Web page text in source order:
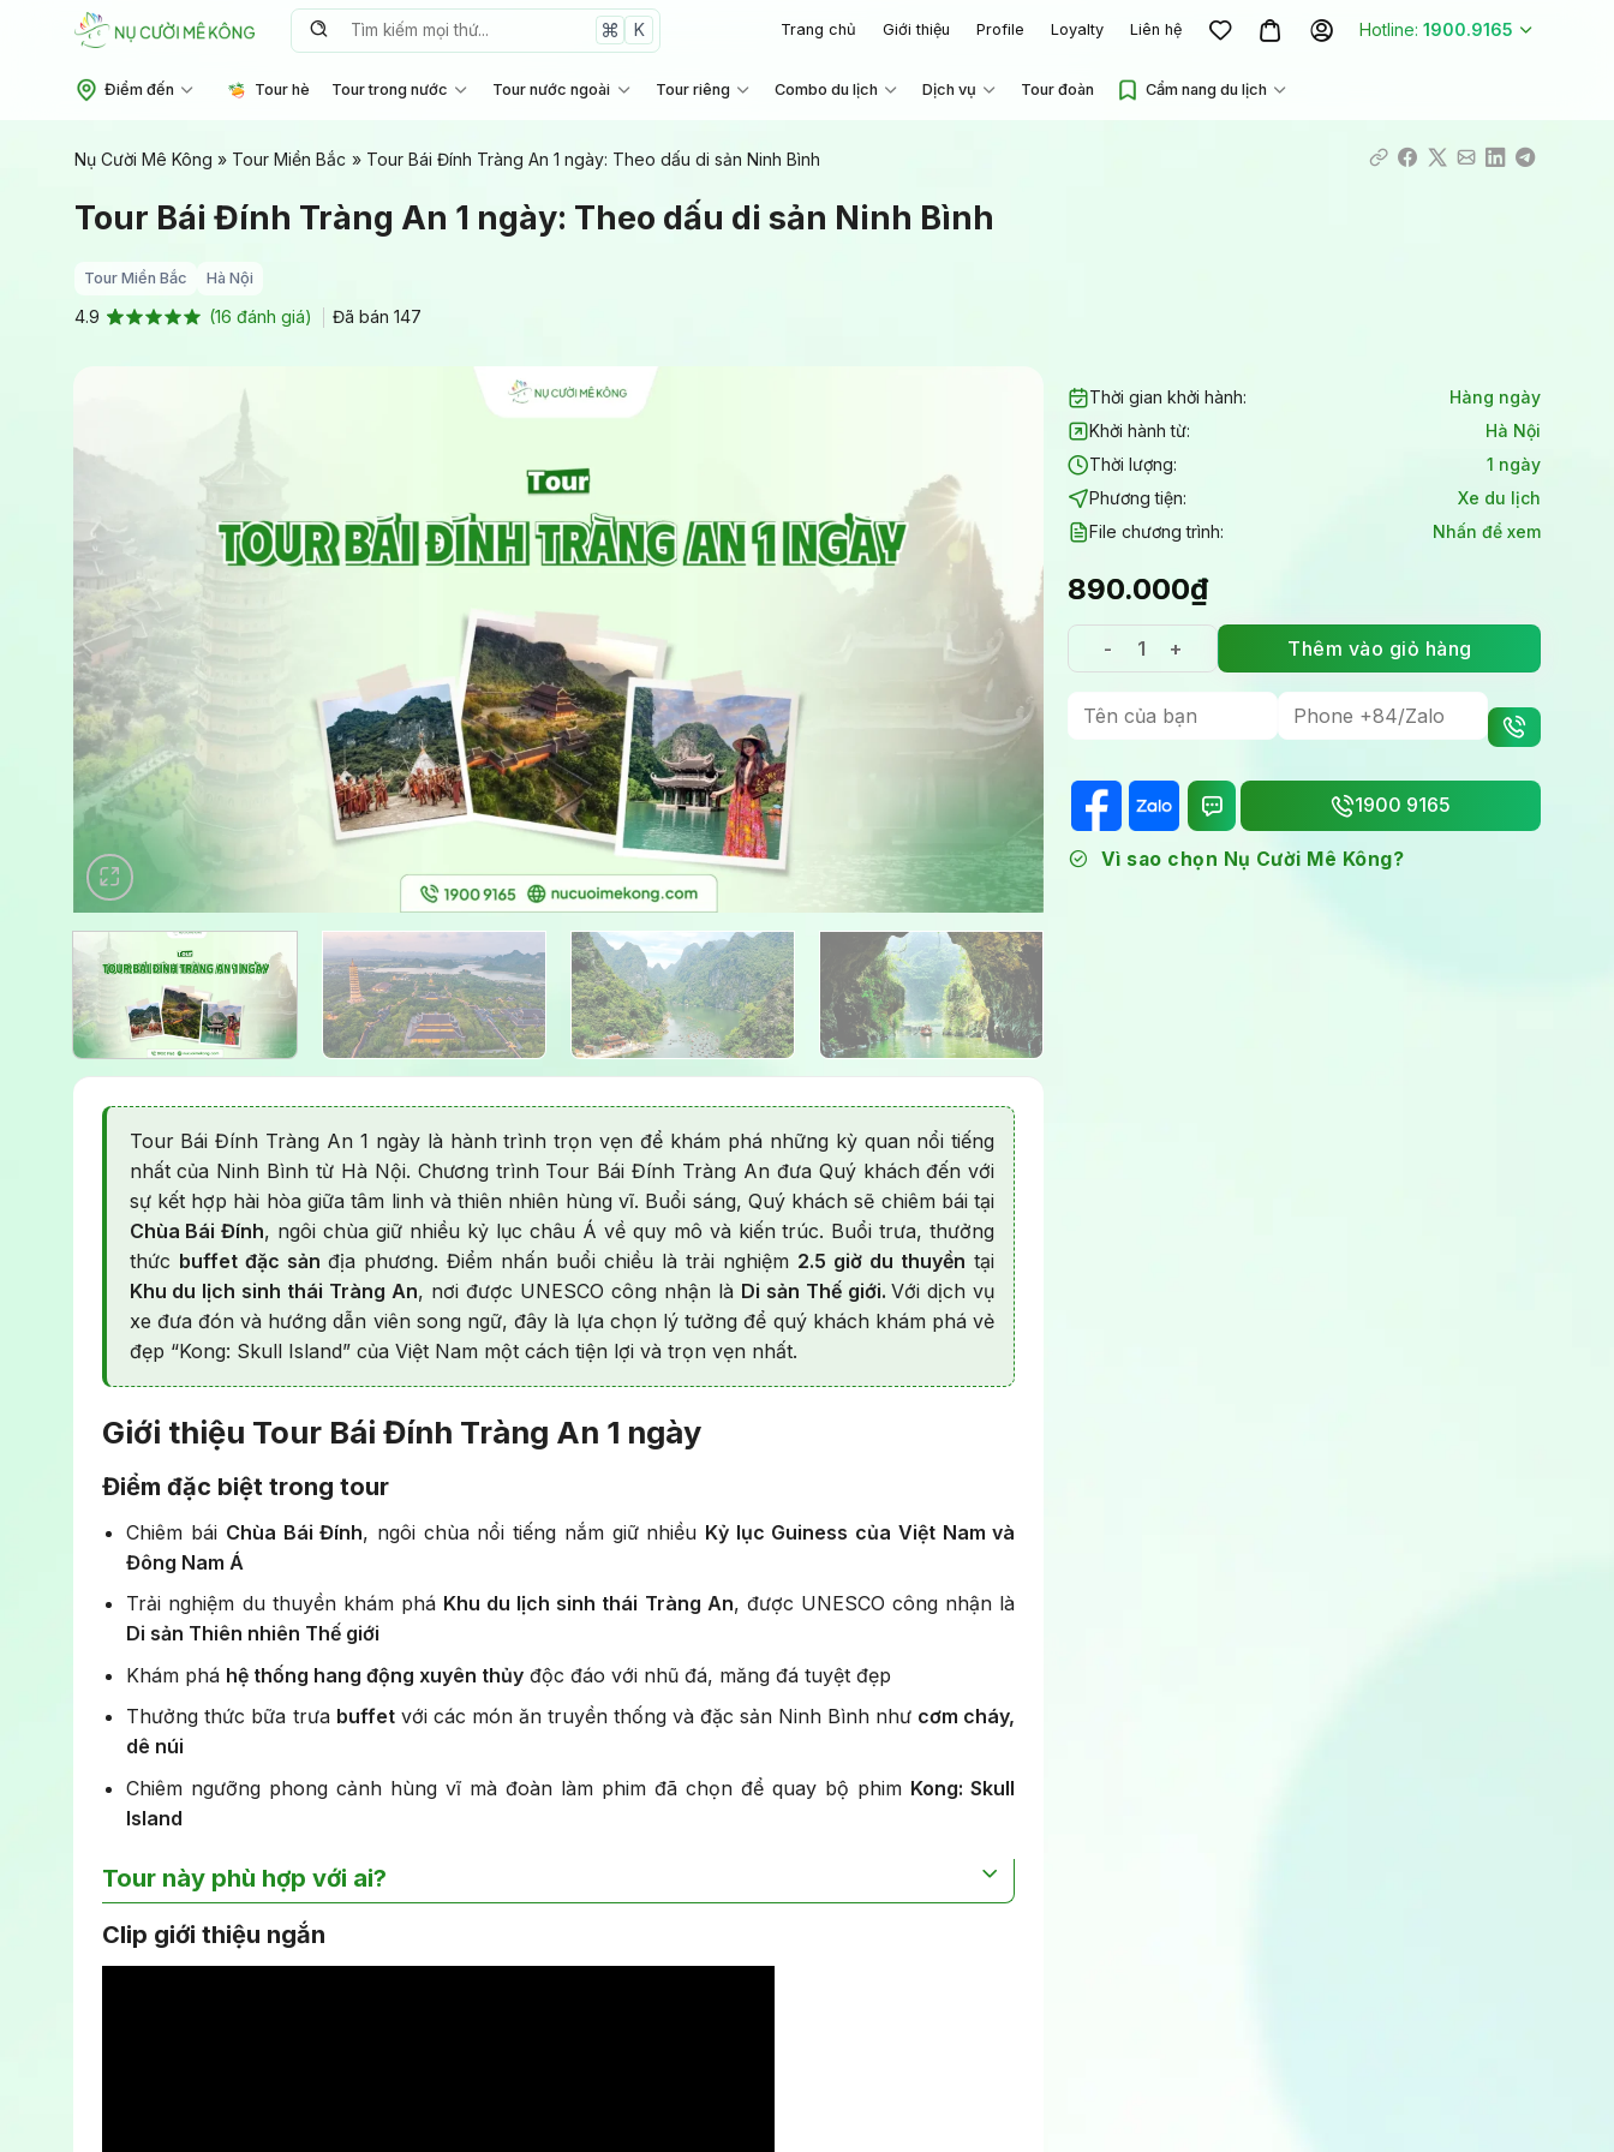
Tìm
K Trang chủ Giới thiệu Profile Loyalty Liên hệ Hotline: 1900.9165
Điểm đến Tour hè Tour trong nước Tour nước ngoài Tour riêng Combo du lịch Dịch vụ Tour đoàn Cẩm nang du lịch
Nụ Cười Mê Kông » Tour Miền Bắc » Tour Bái Đính Tràng An 1 ngày: Theo dấu di sản Ninh Bình
Tour Bái Đính Tràng An 1 ngày: Theo dấu di sản Ninh Bình
Tour Miền Bắc Hà Nội
4.9 (16 đánh giá) Đã bán 147
Tour Bái Đính Tràng An 1 ngày là hành trình trọn vẹn để khám phá những kỳ quan nổi tiếng
nhất của Ninh Bình từ Hà Nội. Chương trình Tour Bái Đính Tràng An đưa Quý khách đến với
sự kết hợp hài hòa giữa tâm linh và thiên nhiên hùng vĩ. Buổi sáng, Quý khách sẽ chiêm bái tại
Chùa Bái Đính, ngôi chùa giữ nhiều kỷ lục châu Á về quy mô và kiến trúc. Buổi trưa, thưởng
thức buffet đặc sản địa phương. Điểm nhấn buổi chiều là trải nghiệm 2.5 giờ du thuyền tại
Khu du lịch sinh thái Tràng An, nơi được UNESCO công nhận là Di sản Thế giới.Với dịch vụ
xe đưa đón và hướng dẫn viên song ngữ, đây là lựa chọn lý tưởng để quý khách khám phá vẻ
đẹp “Kong: Skull Island” của Việt Nam một cách tiện lợi và trọn vẹn nhất.
Giới thiệu Tour Bái Đính Tràng An 1 ngày
Điểm đặc biệt trong tour
Chiêm bái Chùa Bái Đính, ngôi chùa nổi tiếng nắm giữ nhiều Kỷ lục Guiness của Việt Nam và
Đông Nam Á
Trải nghiệm du thuyền khám phá Khu du lịch sinh thái Tràng An, được UNESCO công nhận là
Di sản Thiên nhiên Thế giới
Khám phá hệ thống hang động xuyên thủy độc đáo với nhũ đá, măng đá tuyệt đẹp
Thưởng thức bữa trưa buffetvới các món ăn truyền thống và đặc sản Ninh Bình như cơm cháy,
dê núi
Chiêm ngưỡng phong cảnh hùng vĩ mà đoàn làm phim đã chọn để quay bộ phim Kong: Skull
Island
Tour này phù hợp với ai?
Người tìm kiếm trải nghiệm tâm linh và văn hóa tại kiến trúc hoành tráng bậc nhất Đông Nam Á.
Người yêu thích khám phá Di sản Thế giới được UNESCO công nhận.
Clip giới thiệu ngắn
Thời gian khởi hành:
Hàng ngày
Khởi hành từ:
Hà Nội
Thời lượng:
1 ngày
Phương tiện:
Xe du lịch
File chương trình:
Nhấn để xem
890.000₫
Tour Bái Đính Tràng An 1 ngày: Theo dấu di sản Ninh
Thêm vào giỏ hàng
1900 9165
Vì sao chọn Nụ Cười Mê Kông?